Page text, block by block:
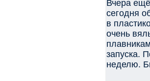
Вчера
сегодня
в
очень
запуска.
неделю.